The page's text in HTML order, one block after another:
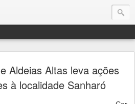
Aldeias Altas leva ações
à localidade Sanharó